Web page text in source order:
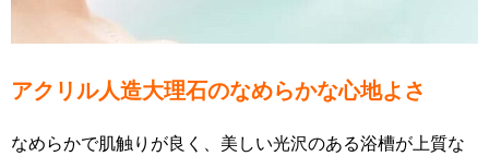
アクリル人造大理石のなめらかな心地よさ
なめらかで肌触りが良く、美しい光沢のある浴槽が上質な